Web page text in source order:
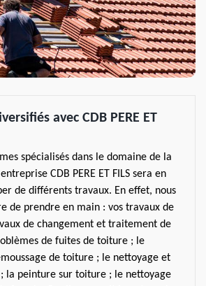
avec CDB PERE ET
spécialisés dans le domaine de la
CDB PERE ET FILS sera en
de différents travaux. En effet, nous
de prendre en main : vos travaux de
de changement et traitement de
de fuites de toiture ; le
de toiture ; le nettoyage et
la peinture sur toiture ; le nettoyage